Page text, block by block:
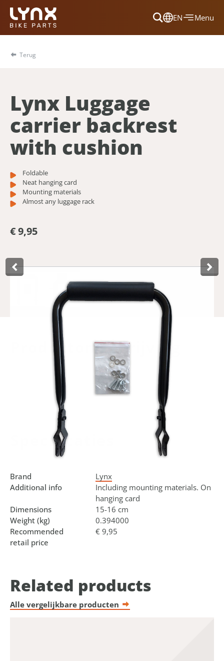
EN
Dansk
Nederlands
Menu
Terug
Lynx Luggage
carrier backrest
with cushion
Foldable
Neat hanging card
Mounting materials
Almost any luggage rack
€ 9,95
Product­omschrijving
The Lynx backrest with cushion provides good and soft
back support for children who can sit on the back of the
bike without a bicycle seat. Due to its width of 15–16 cm,
the backrest fits on almost any luggage rack. Also handy,
the backrest is foldable.
Specificaties
Brand
Lynx
Additional info
Including mounting materials. On
hanging card
Dimensions
15-16 cm
Weight (kg)
0.394000
Recommended
retail price
€ 9,95
Related products
Alle vergelijkbare producten